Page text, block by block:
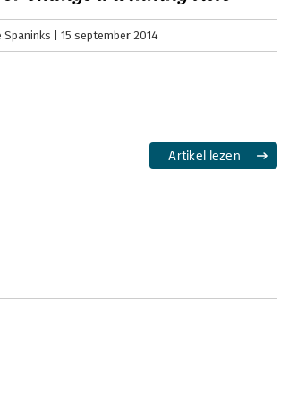
zich door Beleving,
alle drie de B’s maken samen het
producten of diensten gaat u het
Spaninks 15 september 2014
Artikel lezen